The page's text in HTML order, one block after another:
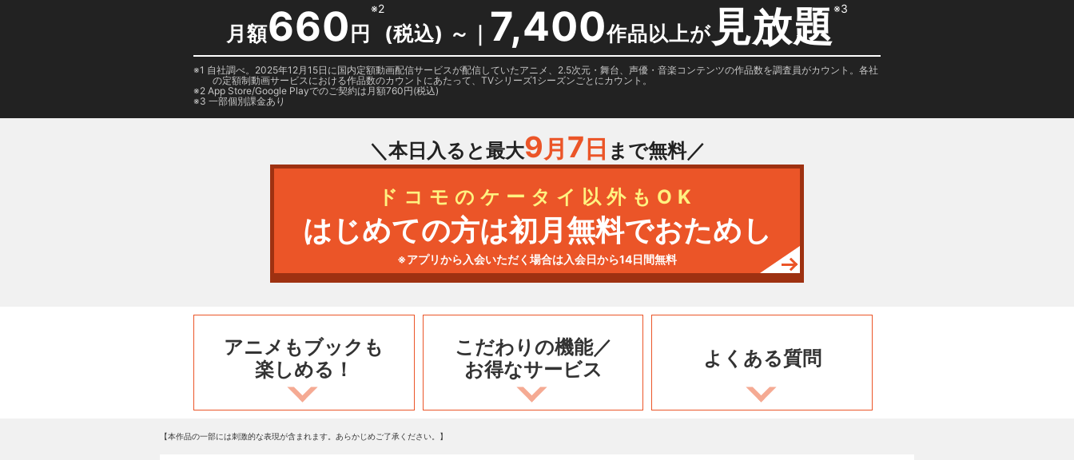
月額660 円
※2
(税込) ～ ｜ 7,400作品以上が 見放題※3
1 自社調べ。2025年12月15日に国内定額動画配信サービスが配信していたアニメ、2.5次元・舞台、声優・音楽コンテンツの作品数を調査員がカウント。各社
の定額制動画サービスにおける作品数のカウントにあたって、TVシリーズ1シーズンごとにカウント。
2 App Store/Google Playでのご契約は月額760円(税込)
3 一部個別課金あり
＼本日入ると最大9月 7 日 まで無料／
ドコモのケータイ以外もOK
はじめての方は初月無料でおためし
※アプリから入会いただく場合は入会日から14日間無料
アニメもブックも
楽しめる！
こだわりの機能／
お得なサービス
よくある質問
【本作品の一部には刺激的な表現が含まれます。あらかじめご了承ください。】